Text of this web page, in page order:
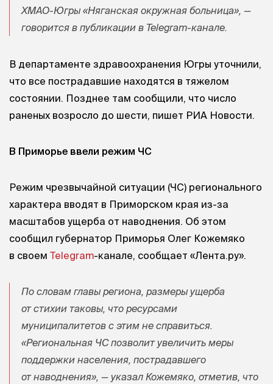
ХМАО-Югры «Няганская окружная больница», —
говорится в публикации в Telegram-канале.
В департаменте здравоохранения Югры уточнили,
что все пострадавшие находятся в тяжелом
состоянии. Позднее там сообщили, что число
раненых возросло до шести, пишет РИА Новости.
В Приморье ввели режим ЧС
Режим чрезвычайной ситуации (ЧС) регионального
характера вводят в Приморском края из-за
масштабов ущерба от наводнения. Об этом
сообщил губернатор Приморья Олег Кожемяко
в своем Telegram-канале, сообщает «Лента.ру».
По словам главы региона, размеры ущерба
от стихии таковы, что ресурсами
муниципалитетов с этим не справиться.
«Региональная ЧС позволит увеличить меры
поддержки населения, пострадавшего
от наводнения», — указал Кожемяко, отметив, что